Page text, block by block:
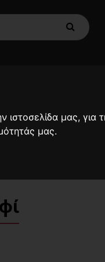
ιστοσελίδα μας, για
μας.